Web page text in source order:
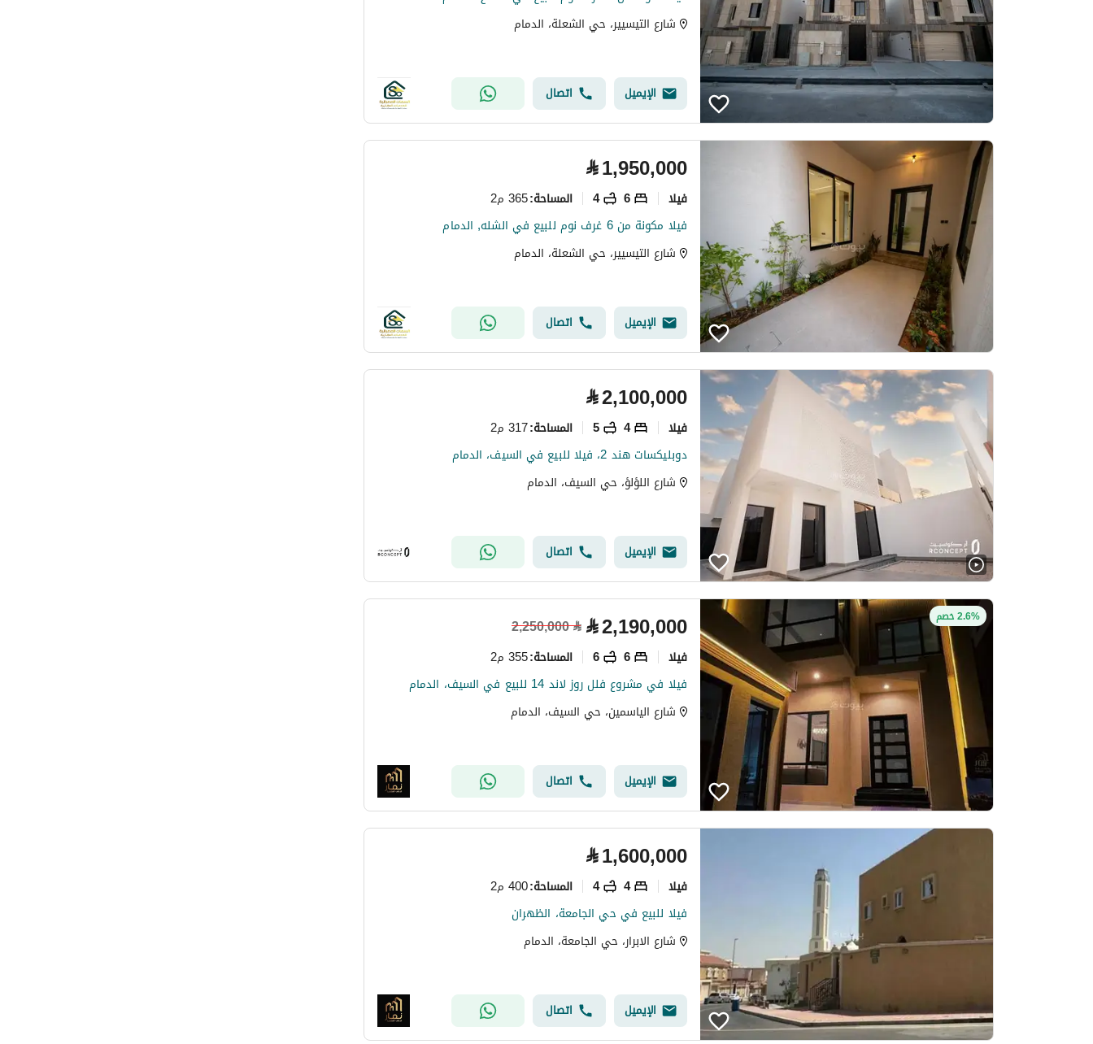
شارع التيسيير، حي الشعلة، الدمام
الإيميل اتصال
⃁1,950,000
فیلا 6
4 المساحة:365 م2
فيلا مكونة من 6 غرف نوم للبيع في الشله, الدمام
شارع التيسيير، حي الشعلة، الدمام
الإيميل اتصال
⃁2,100,000
فیلا 4
5 المساحة:317 م2
دوبليكسات هند 2، فيلا للبيع في السيف، الدمام
شارع اللؤلؤ، حي السيف، الدمام
الإيميل اتصال
2.6% خصم ⃁2,190,000
⃁
2,250,000
فیلا 6
6 المساحة:355 م2
فيلا في مشروع فلل روز لاند 14 للبيع في السيف، الدمام
شارع الياسمين، حي السيف، الدمام
الإيميل اتصال
⃁1,600,000
فیلا 4
4 المساحة:400 م2
فيلا للبيع في حي الجامعة، الظهران
شارع الابرار، حي الجامعة، الدمام
الإيميل اتصال